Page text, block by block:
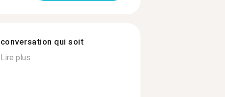
qui soit
Lire plus